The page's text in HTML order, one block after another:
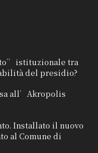
istituzionale tra
del presidio?
all’Akropolis
Installato il nuovo
al Comune di